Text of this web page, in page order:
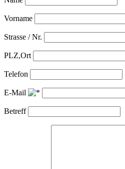
Vorname
Strasse / Nr.
PLZ,Ort
Telefon
E-Mail
Betreff